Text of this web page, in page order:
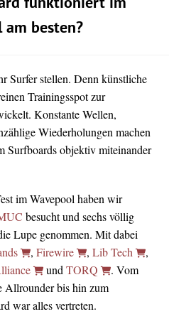
am besten?
Surfer stellen. Denn künstliche
Trainingsspot zur
Konstante Wellen,
Wiederholungen machen
Surfboards objektiv miteinander
im Wavepool haben wir
besucht und sechs völlig
Lupe genommen. Mit dabei
, Firewire , Lib Tech
,
undTORQ
. Vom
Allrounder bis hin zum
war alles vertreten.